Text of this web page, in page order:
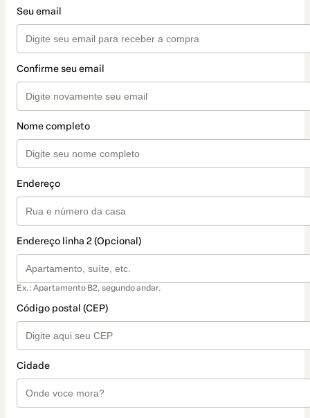
Seu email
Confirme seu email
Nome completo
Endereço
Endereço linha 2 (Opcional)
Ex.: Apartamento B2, segundo andar.
Código postal (CEP)
Cidade